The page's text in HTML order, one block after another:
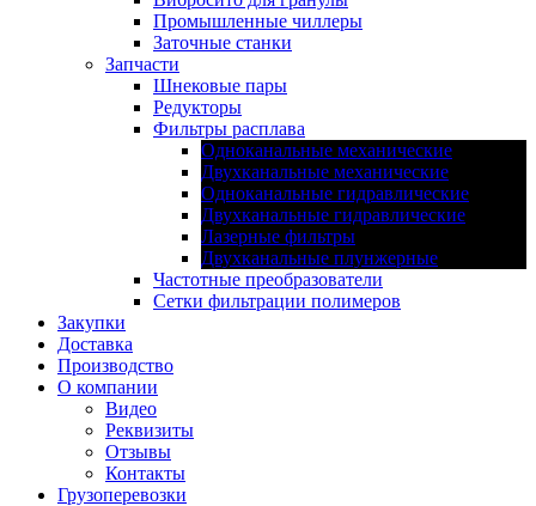
Промышленные чиллеры
Заточные станки
Запчасти
Шнековые пары
Редукторы
Фильтры расплава
Одноканальные механические
Двухканальные механические
Одноканальные гидравлические
Двухканальные гидравлические
Лазерные фильтры
Двухканальные плунжерные
Частотные преобразователи
Сетки фильтрации полимеров
Закупки
Доставка
Производство
О компании
Видео
Реквизиты
Отзывы
Контакты
Грузоперевозки